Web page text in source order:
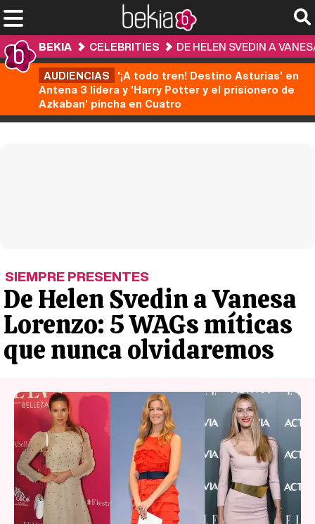
BEKIA CELEBRITIES
DE HELEN SVEDIN A
AUDIENCIAS '¡A todo tren! Destino Asturias' en
Antena 3 lidera y 'Harry Potter y el prisionero de
Azkaban' pincha en Cuatro
SIEMPRE PRESENTES
De Helen Svedin a Vanesa
Lorenzo: 5 WAGs míticas
que nunca olvidaremos